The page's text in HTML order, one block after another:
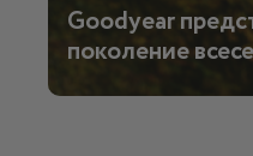
Goodyear
поколение